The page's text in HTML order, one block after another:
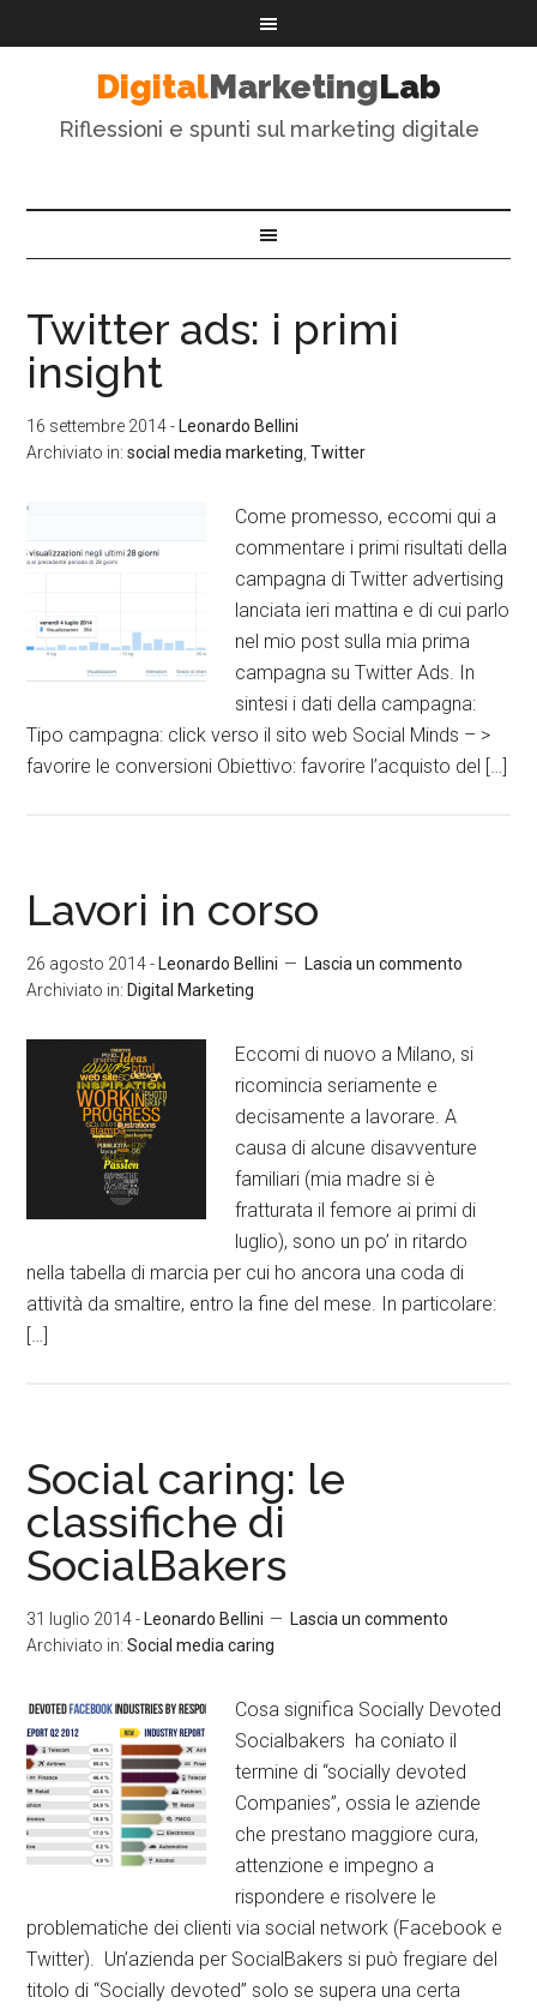
DigitalMarketingLab
Riflessioni e spunti sul marketing digitale
Twitter ads: i primi
insight
16 settembre 2014- Leonardo Bellini
Archiviato in:social media marketing ,Twitter
Come promesso, eccomi qui a
commentare i primi risultati della
campagna di Twitter advertising
lanciata ieri mattina e di cui parlo
nel mio post sulla mia prima
campagna su Twitter Ads. In
sintesi i dati della campagna:
Tipo campagna: click verso il sito web Social Minds – >
favorire le conversioni Obiettivo: favorire l’acquisto del […]
Lavori in corso
26 agosto 2014- Leonardo Bellini
Lascia un commento
Archiviato in: Digital Marketing
Eccomi di nuovo a Milano, si
ricomincia seriamente e
decisamente a lavorare. A
causa di alcune disavventure
familiari (mia madre si è
fratturata il femore ai primi di
luglio), sono un po’ in ritardo
nella tabella di marcia per cui ho ancora una coda di
attività da smaltire, entro la fine del mese. In particolare:
[…]
Social caring: le
classifiche di
SocialBakers
31 luglio 2014- Leonardo Bellini
Lascia un commento
Archiviato in:Social media caring
Cosa significa Socially Devoted
Socialbakers ha coniato il
termine di “socially devoted
Companies”, ossia le aziende
che prestano maggiore cura,
attenzione e impegno a
rispondere e risolvere le
problematiche dei clienti via social network (Facebook e
Twitter). Un’azienda per SocialBakers si può fregiare del
titolo di “Socially devoted” solo se supera una certa